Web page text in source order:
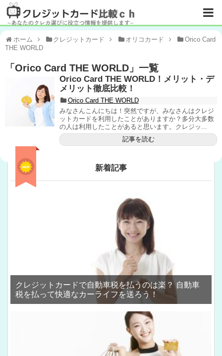
ホーム クレジットカード オリコカード
Orico Card
THE WORLD
「 Orico Card THE WORLD 」 一覧
Orico Card THE WORLD！メリット・デ
メリット徹底比較！
Orico Card THE WORLD
みなさんこんにちは！突然ですが、みなさんはクレジ
ットカードを利用したことがありますか？多分大多数
の人は利用したことがあると思います。クレジッ...
記事を読む
新着記事
クレジットカードで自動車税を払うのは楽？ 自動車
税を払って快適なカーライフを送ろう！